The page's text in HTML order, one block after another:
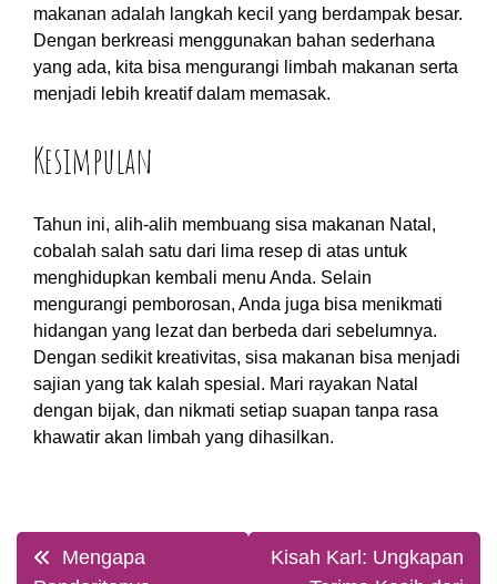
makanan adalah langkah kecil yang berdampak besar.
Dengan berkreasi menggunakan bahan sederhana
yang ada, kita bisa mengurangi limbah makanan serta
menjadi lebih kreatif dalam memasak.
Kesimpulan
Tahun ini, alih-alih membuang sisa makanan Natal,
cobalah salah satu dari lima resep di atas untuk
menghidupkan kembali menu Anda. Selain
mengurangi pemborosan, Anda juga bisa menikmati
hidangan yang lezat dan berbeda dari sebelumnya.
Dengan sedikit kreativitas, sisa makanan bisa menjadi
sajian yang tak kalah spesial. Mari rayakan Natal
dengan bijak, dan nikmati setiap suapan tanpa rasa
khawatir akan limbah yang dihasilkan.
Post
Mengapa
Kisah Karl: Ungkapan